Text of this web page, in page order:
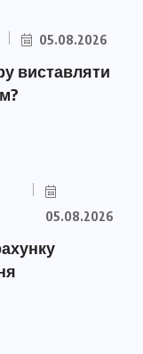
05.08.2026
виставляти
05.08.2026